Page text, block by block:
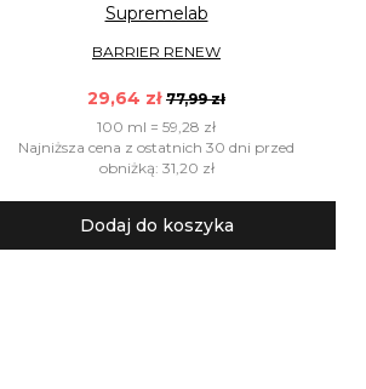
Supremelab
BARRIER RENEW
29,64 zł 77,99 zł
100 ml = 59,28 zł
Najniższa cena z ostatnich 30 dni przed
obniżką: 31,20 zł
Dodaj do koszyka